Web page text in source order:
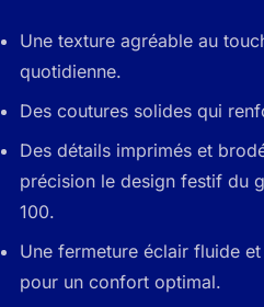
Une texture agréable au
quotidienne.
Des coutures solides qui
Des détails imprimés et
précision le design festif du
100.
Une fermeture éclair fluide
pour un confort optimal.